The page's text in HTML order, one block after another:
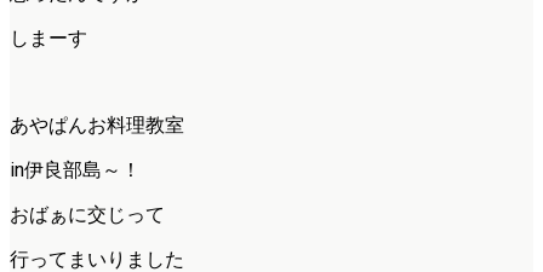
しまーす
あやぱんお料理教室
in伊良部島～！
おばぁに交じって
行ってまいりました